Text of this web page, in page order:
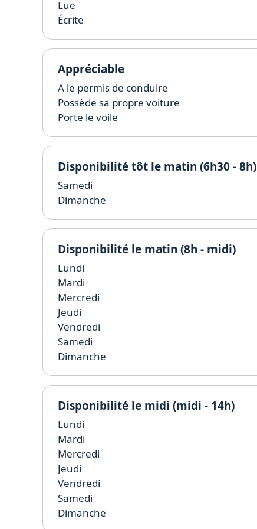
Lue
Écrite
Appréciable
A le permis de conduire
Possède sa propre voiture
Porte le voile
Disponibilité tôt le matin (6h30 - 8h)
Samedi
Dimanche
Disponibilité le matin (8h - midi)
Lundi
Mardi
Mercredi
Jeudi
Vendredi
Samedi
Dimanche
Disponibilité le midi (midi - 14h)
Lundi
Mardi
Mercredi
Jeudi
Vendredi
Samedi
Dimanche